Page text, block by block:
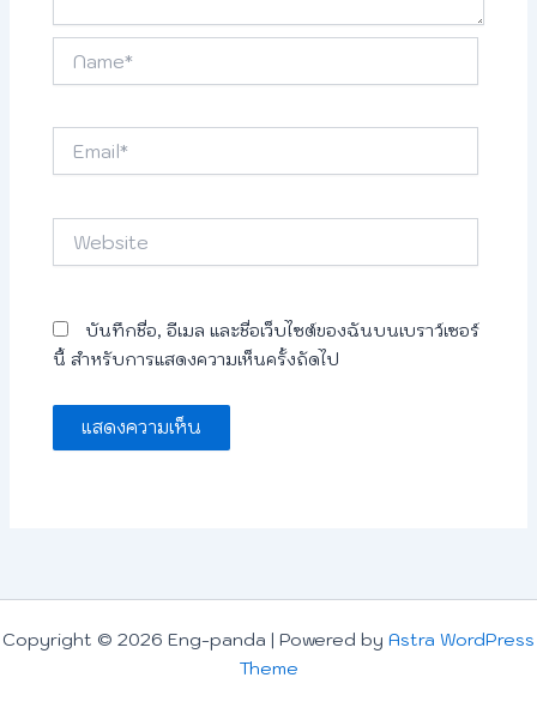
บันทึกชื่อ, อีเมล และชื่อเว็บไซต์ของฉันบนเบราว์เซอร์
นี้ สำหรับการแสดงความเห็นครั้งถัดไป
Copyright © 2026 Eng-panda | Powered by Astra WordPress
Theme